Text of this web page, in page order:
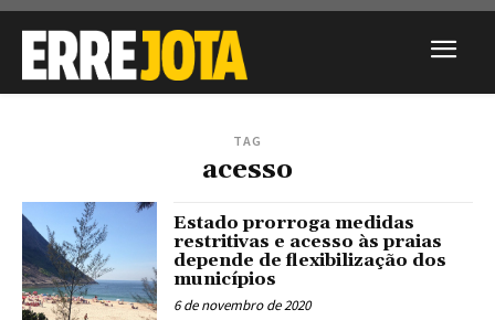
TAG
acesso
Estado prorroga medidas
restritivas e acesso às praias
depende de flexibilização dos
municípios
6 de novembro de 2020